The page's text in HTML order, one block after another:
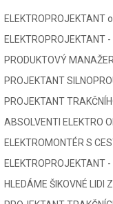
ELEKTROPROJEKTANT
ELEKTROPROJEKTANT
PRODUKTOVÝ
PROJEKTANT
PROJEKTANT
ABSOLVENTI ELEKTRO
ELEKTROMONTÉR S
ELEKTROPROJEKTANT
HLEDÁME ŠIKOVNÉ LIDI